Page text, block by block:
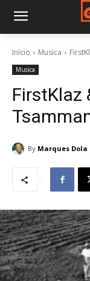
Início Musica
Musica
FirstKlaz
By Marques Dola